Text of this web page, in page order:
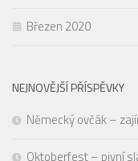
Březen 2020
NEJNOVĚJŠÍ PŘÍSPĚVKY
Německý ovčák –
Oktoberfest – pivní